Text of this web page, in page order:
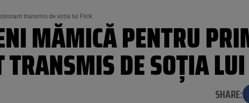
transmis de soția lui Flick
MĂMICĂ PENTRU
DE SOȚIA
SHARE: